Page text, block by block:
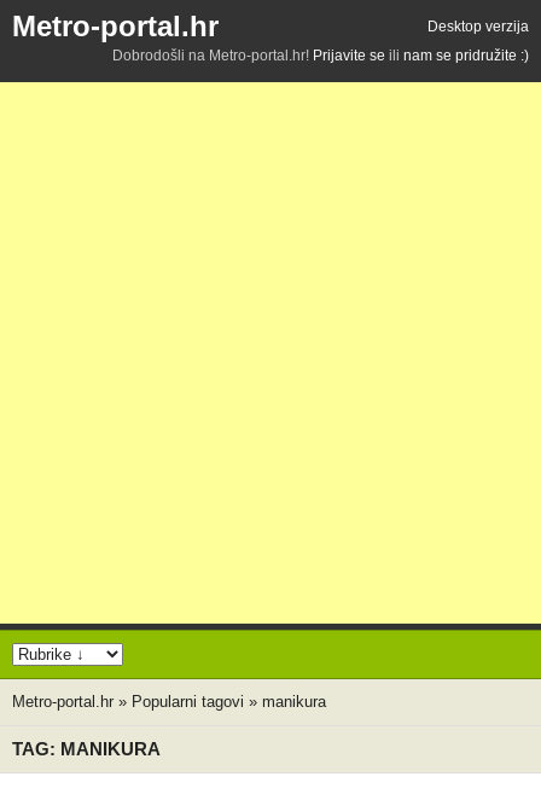
Metro-portal.hr
Desktop verzija
Dobrodošli na Metro-portal.hr! Prijavite se ili nam se pridružite :)
Metro-portal.hr » Popularni tagovi » manikura
TAG: MANIKURA